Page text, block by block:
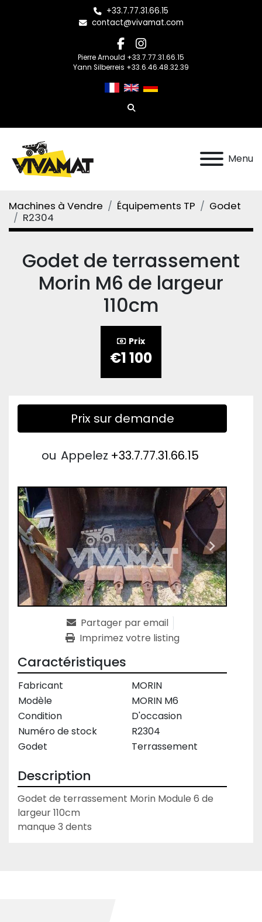
+33.7.77.31.66.15
contact@vivamat.com
facebook
instagram
Pierre Arnould +33.7.77.31.66.15
Yann Silberreis +33.6.46.48.32.39
Rechercher
Menu
Machines à Vendre Équipements TP
Godet
R2304
Godet de terrassement
Morin M6 de largeur
110cm
Prix
€1 100
Prix sur demande
ou Appelez +33.7.77.31.66.15
Partager par email
Imprimez votre listing
Caractéristiques
Fabricant
MORIN
Modèle
MORIN M6
Condition
D'occasion
Numéro de stock
R2304
Godet
Terrassement
Description
Godet de terrassement Morin Module 6 de
largeur 110cm
manque 3 dents